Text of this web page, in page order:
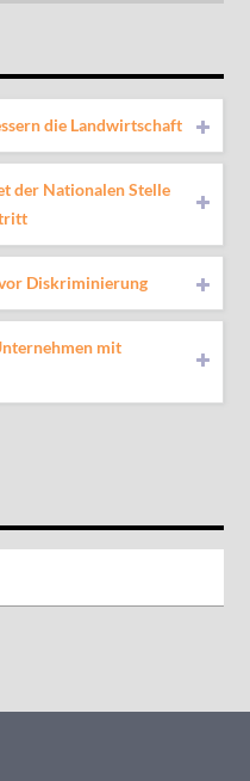
die Landwirtschaft
der Nationalen Stelle
vor Diskriminierung
mit